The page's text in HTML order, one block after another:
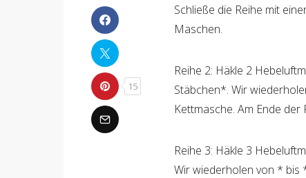
Schließe die Reihe mit
Maschen.
Reihe 2: Häkle 2
Stäbchen*. Wir
Kettmasche. Am Ende
Reihe 3: Häkle 3
Wir wiederholen von * bis